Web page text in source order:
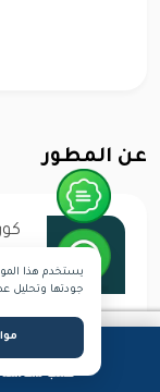
عن المطور
طلب مكالمة
يستخدم هذا
جودتها وتحليل